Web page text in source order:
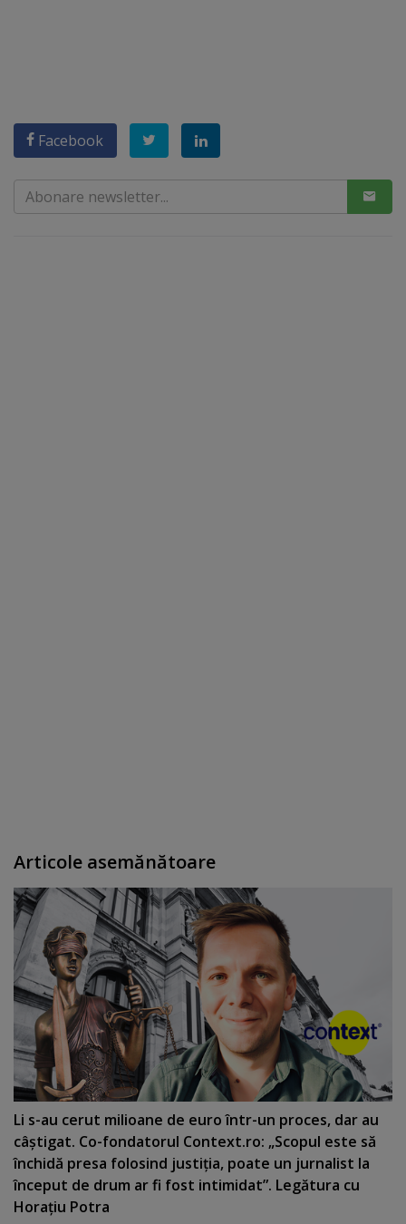
Facebook
Articole asemănătoare
Li s-au cerut milioane de euro într-un proces, dar au
câştigat. Co-fondatorul Context.ro: „Scopul este să
închidă presa folosind justiţia, poate un jurnalist la
început de drum ar fi fost intimidat”. Legătura cu
Horaţiu Potra